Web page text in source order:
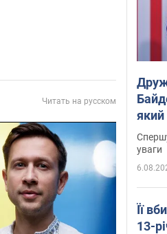
Читать на русском
який
уваги
Її
13-